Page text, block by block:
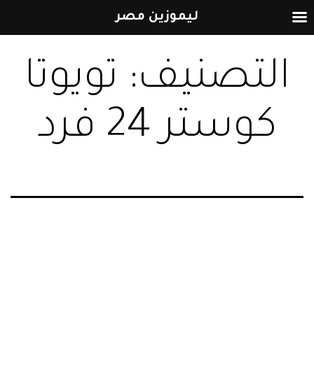
إلى
التصنيف: تويوتا
كوستر 24 فرد
ليموزين مصر